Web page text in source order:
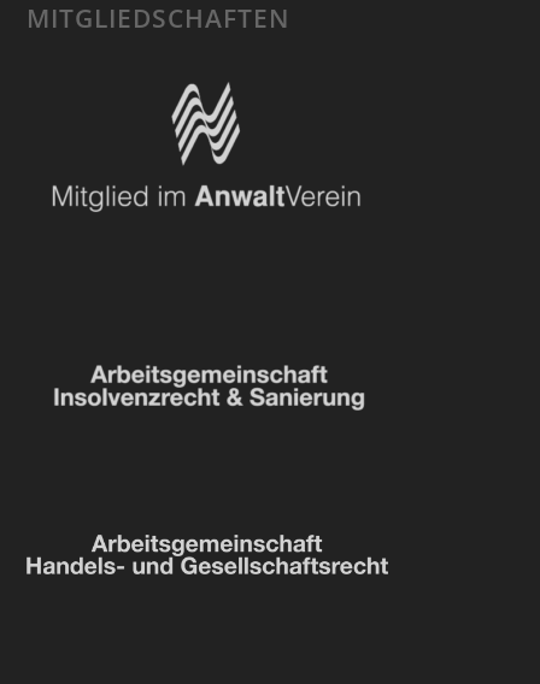
MITGLIEDSCHAFTEN